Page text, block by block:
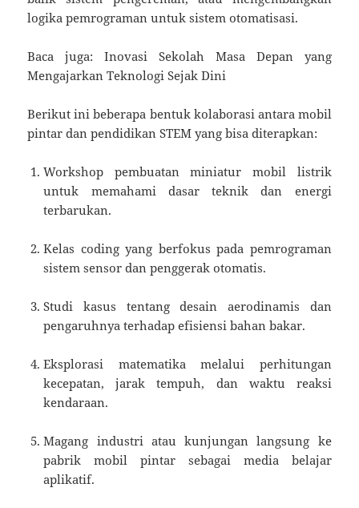
logika pemrograman untuk sistem otomatisasi.
Baca juga: Inovasi Sekolah Masa Depan yang
Mengajarkan Teknologi Sejak Dini
Berikut ini beberapa bentuk kolaborasi antara mobil
pintar dan pendidikan STEM yang bisa diterapkan:
Workshop pembuatan miniatur mobil listrik
untuk memahami dasar teknik dan energi
terbarukan.
Kelas coding yang berfokus pada pemrograman
sistem sensor dan penggerak otomatis.
Studi kasus tentang desain aerodinamis dan
pengaruhnya terhadap efisiensi bahan bakar.
Eksplorasi matematika melalui perhitungan
kecepatan, jarak tempuh, dan waktu reaksi
kendaraan.
Magang industri atau kunjungan langsung ke
pabrik mobil pintar sebagai media belajar
aplikatif.